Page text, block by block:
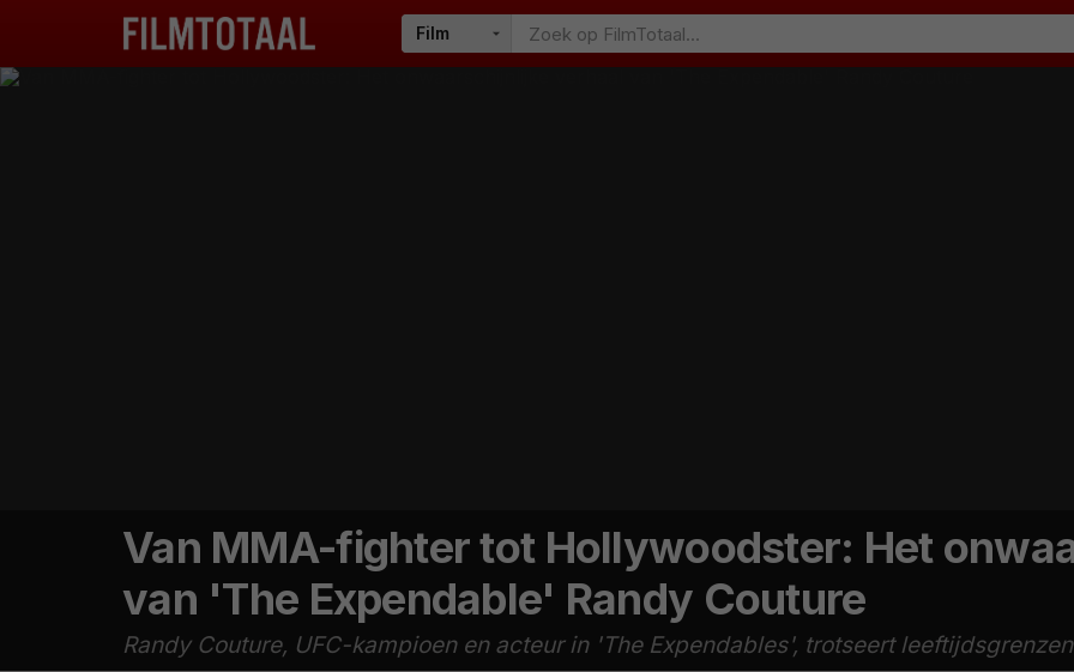
Van MMA-fighter tot Hollywoodster: Het
van 'The Expendable' Randy Couture
Randy Couture, UFC-kampioen en acteur in 'The Expendables', trotseert